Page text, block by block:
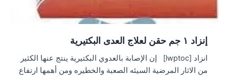
إنزاد ١ جم حقن لعلاج العدى البكتيرية
انزاد [lwptoc] إن الإصابة بالعدوي البكتيرية ينتج عنها الكثير
من الاثار المرضية السيئه الصعبة والخطيره ومن أهمها ارتفاع